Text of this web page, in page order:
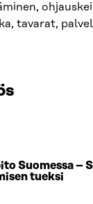
tavarat,
Suomessa –
tueksi